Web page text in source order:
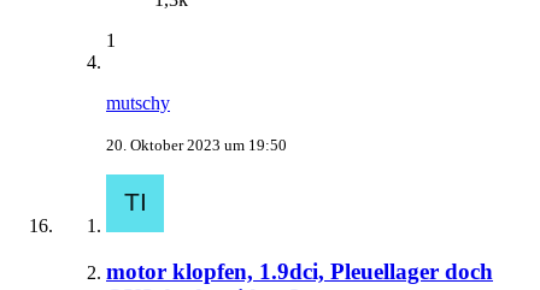
1
mutschy
20. Oktober 2023 um 19:50
motor klopfen, 1.9dci, Pleuellager doch